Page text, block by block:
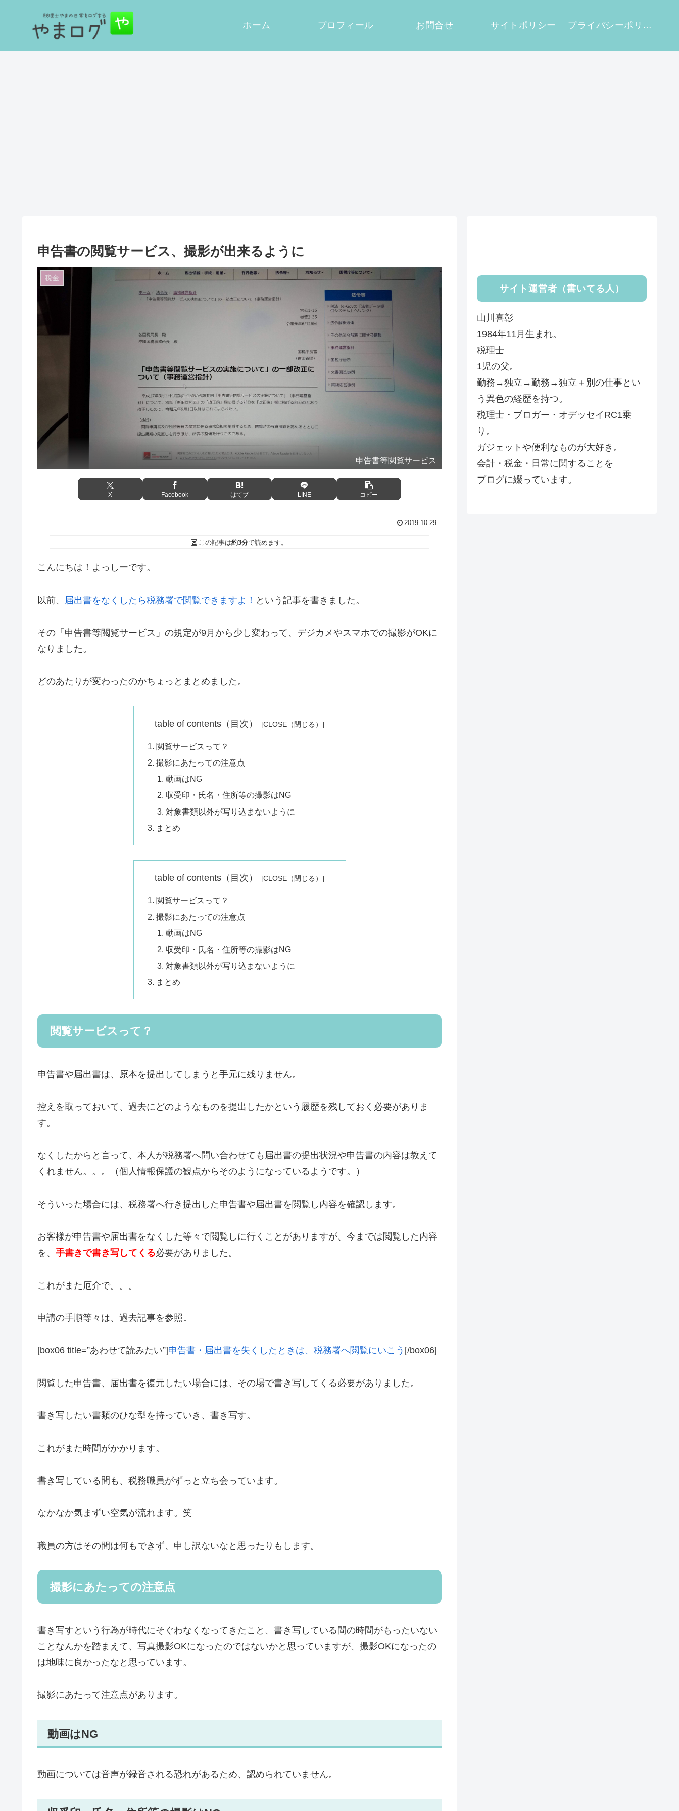
ホーム プロフィール お問合せ サイトポリシー プライバシーポリシー
申告書の閲覧サービス、撮影が出来るように
税金
申告書等閲覧サービス
X Facebook はてブ LINE コピー
2019.10.29
この記事は約3分で読めます。
こんにちは！よっしーです。
以前、 届出書をなくしたら税務署で閲覧できますよ！ という記事を書きました。
その「申告書等閲覧サービス」の規定が9月から少し変わって、デジカメやスマホでの撮影がOKに
なりました。
どのあたりが変わったのかちょっとまとめました。
table of contents（目次）
閲覧サービスって？
撮影にあたっての注意点
動画はNG
収受印・氏名・住所等の撮影はNG
対象書類以外が写り込まないように
まとめ
table of contents（目次）
閲覧サービスって？
撮影にあたっての注意点
動画はNG
収受印・氏名・住所等の撮影はNG
対象書類以外が写り込まないように
まとめ
閲覧サービスって？
申告書や届出書は、原本を提出してしまうと手元に残りません。
控えを取っておいて、過去にどのようなものを提出したかという履歴を残しておく必要がありま
す。
なくしたからと言って、本人が税務署へ問い合わせても届出書の提出状況や申告書の内容は教えて
くれません。。。（個人情報保護の観点からそのようになっているようです。）
そういった場合には、税務署へ行き提出した申告書や届出書を閲覧し内容を確認します。
お客様が申告書や届出書をなくした等々で閲覧しに行くことがありますが、今までは閲覧した内容
を、 手書きで書き写してくる必要がありました。
これがまた厄介で。。。
申請の手順等々は、過去記事を参照↓
[box06 title=”あわせて読みたい”]申告書・届出書を失くしたときは、税務署へ閲覧にいこう [/box06]
閲覧した申告書、届出書を復元したい場合には、その場で書き写してくる必要がありました。
書き写したい書類のひな型を持っていき、書き写す。
これがまた時間がかかります。
書き写している間も、税務職員がずっと立ち会っています。
なかなか気まずい空気が流れます。笑
職員の方はその間は何もできず、申し訳ないなと思ったりもします。
撮影にあたっての注意点
書き写すという行為が時代にそぐわなくなってきたこと、書き写している間の時間がもったいない
ことなんかを踏まえて、写真撮影OKになったのではないかと思っていますが、撮影OKになったの
は地味に良かったなと思っています。
撮影にあたって注意点があります。
動画はNG
動画については音声が録音される恐れがあるため、認められていません。
サイト運営者（書いてる人）
山川喜彰
1984年11月生まれ。
税理士
1児の父。
勤務→独立→勤務→独立＋別の仕事とい
う異色の経歴を持つ。
税理士・ブロガー・オデッセイRC1乗
り。
ガジェットや便利なものが大好き。
会計・税金・日常に関することを
ブログに綴っています。